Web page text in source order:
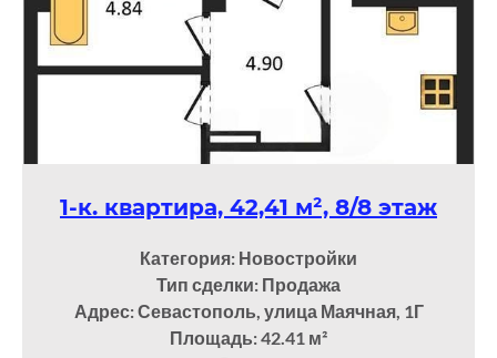
1-к. квартира, 42,41 м², 8/8 этаж
Категория: Новостройки
Тип сделки: Продажа
Адрес: Севастополь, улица Маячная, 1Г
Площадь: 42.41 м²